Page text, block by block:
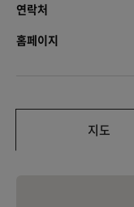
연락처
홈페이지
지도